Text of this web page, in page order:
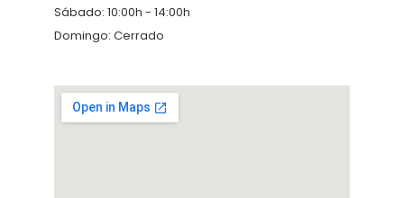
Sábado: 10:00h - 14:00h
Domingo: Cerrado